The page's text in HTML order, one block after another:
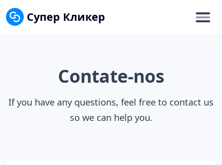
Супер Кликер
Contate-nos
If you have any questions, feel free to contact us
so we can help you.